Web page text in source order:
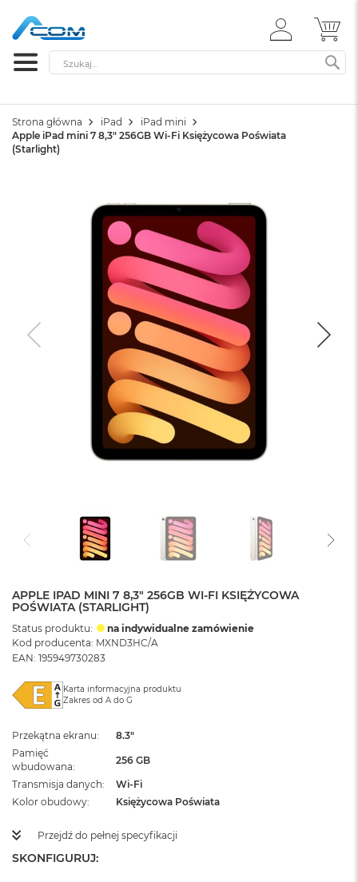
ZALOGUJ
SIĘ
Szukaj
Strona główna iPad
iPad mini
Apple iPad mini 7 8,3" 256GB Wi-Fi Księżycowa Poświata
(Starlight)
APPLE IPAD MINI 7 8,3" 256GB WI-FI KSIĘŻYCOWA
POŚWIATA (STARLIGHT)
Status produktu:
na indywidualne zamówienie
Kod producenta: MXND3HC/A
EAN: 195949730283
Karta informacyjna produktu
Zakres od A do G
Przekątna ekranu
8.3"
Pamięć
wbudowana
256 GB
Transmisja danych
Wi-Fi
Kolor obudowy
Księżycowa Poświata
Przejdź do pełnej specyfikacji
SKONFIGURUJ: